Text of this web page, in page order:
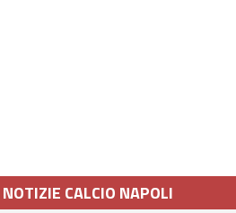
NOTIZIE CALCIO NAPOLI